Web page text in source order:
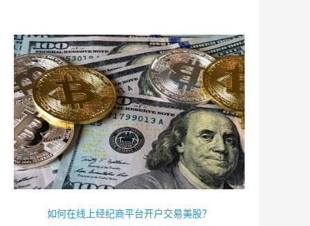
如何在线上经纪商平台开户交易美股？